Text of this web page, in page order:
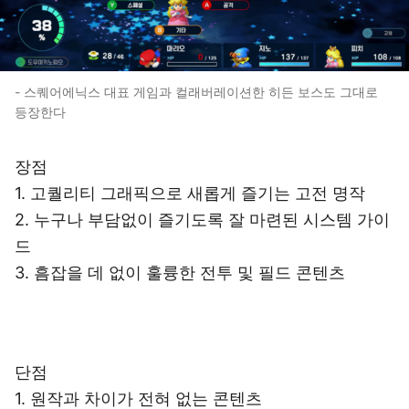
- 스퀘어에닉스 대표 게임과 컬래버레이션한 히든 보스도 그대로
등장한다
장점
1. 고퀄리티 그래픽으로 새롭게 즐기는 고전 명작
2. 누구나 부담없이 즐기도록 잘 마련된 시스템 가이
드
3. 흠잡을 데 없이 훌륭한 전투 및 필드 콘텐츠
단점
1. 원작과 차이가 전혀 없는 콘텐츠